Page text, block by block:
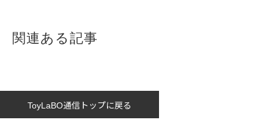
関連ある記事
ToyLaBO通信トップに戻る